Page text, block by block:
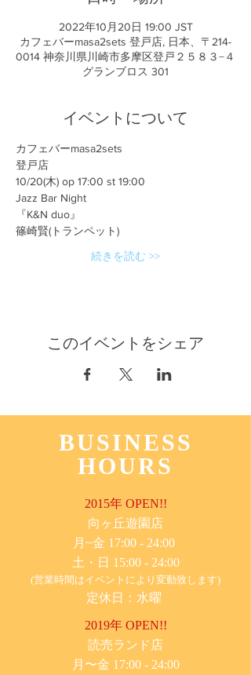
2022年10月20日 19:00 JST
カフェバーmasa2sets 登戸店, 日本、〒214-
0014 神奈川県川崎市多摩区登戸２５８３−４
グランブロス 301
イベントについて
カフェバーmasa2sets
登戸店
10/20(木) op 17:00 st 19:00
Jazz Bar Night
『K&N duo』
篠崎賢(トランペット)
続きを読む >>
このイベントをシェア
BUSINESS
HOURS
2015年 OPEN!!
​向ヶ丘遊園店
月~金 17:00 - 24:00
土・日 15:00 - 24:00
(営業時間はイベントにより変動致します)
定休日：水曜
2019年 OPEN!!
​読売ランド店
月〜金 17:00 - 24:00